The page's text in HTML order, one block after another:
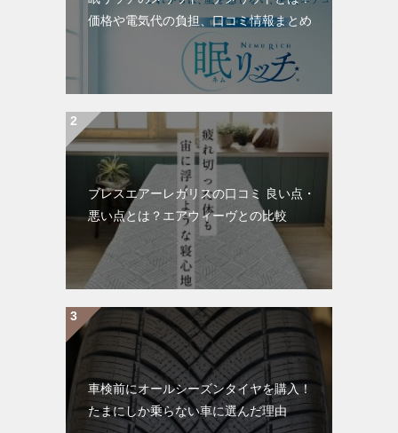
価格や電気代の負担、口コミ情報まとめ
ブレスエアーレガリスの口コミ 良い点・
悪い点とは？エアウィーヴとの比較
車検前にオールシーズンタイヤを購入！
たまにしか乗らない車に選んだ理由